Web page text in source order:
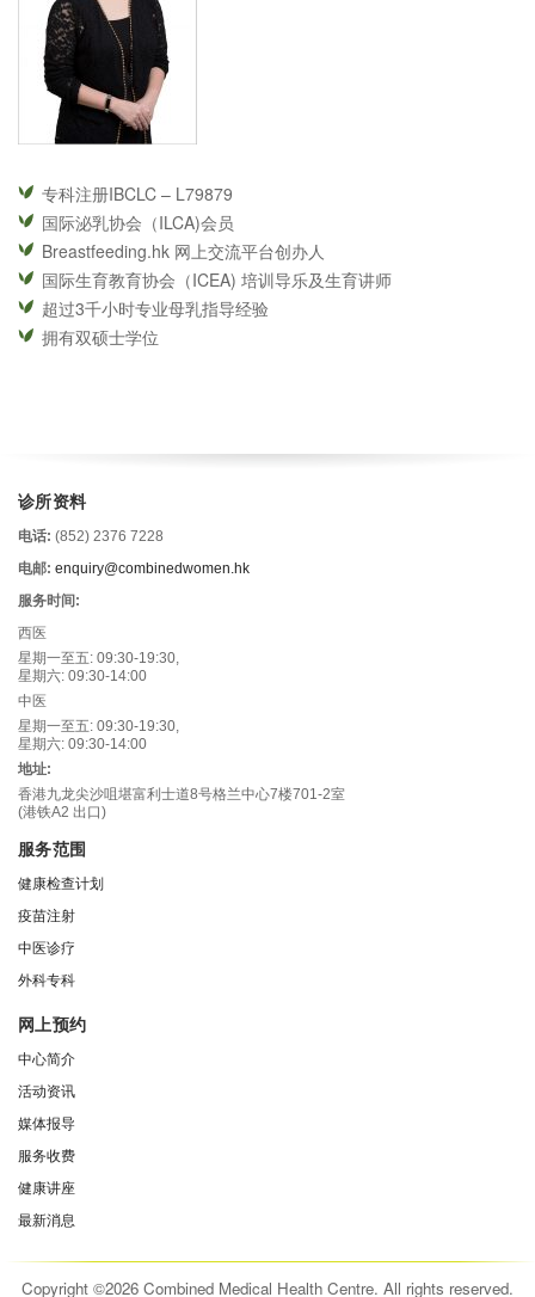
专科注册IBCLC – L79879
国际泌乳协会（ILCA)会员
Breastfeeding.hk 网上交流平台创办人
国际生育教育协会（ICEA) 培训导乐及生育讲师
超过3千小时专业母乳指导经验
拥有双硕士学位
诊所资料
电话: (852) 2376 7228
电邮: enquiry@combinedwomen.hk
服务时间:
西医
星期一至五: 09:30-19:30,
星期六: 09:30-14:00
中医
星期一至五: 09:30-19:30,
星期六: 09:30-14:00
地址:
香港九龙尖沙咀堪富利士道8号格兰中心7楼701-2室
(港铁A2 出口)
服务范围
健康检查计划
疫苗注射
中医诊疗
外科专科
网上预约
中心简介
活动资讯
媒体报导
服务收费
健康讲座
最新消息
Copyright ©2026 Combined Medical Health Centre. All rights reserved.